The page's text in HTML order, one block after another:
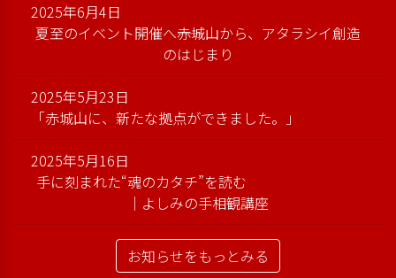
2025年6月4日
夏至のイベント開催へ――赤城山から、アタラシイ創造
のはじまり
2025年5月23日
「赤城山に、新たな拠点ができました。」
2025年5月16日
手に刻まれた“魂のカタチ”を読む
｜よしみの手相観講座
お知らせをもっとみる